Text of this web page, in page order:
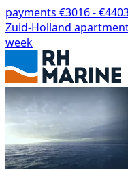
payments €3016 -
Zuid-Holland
week